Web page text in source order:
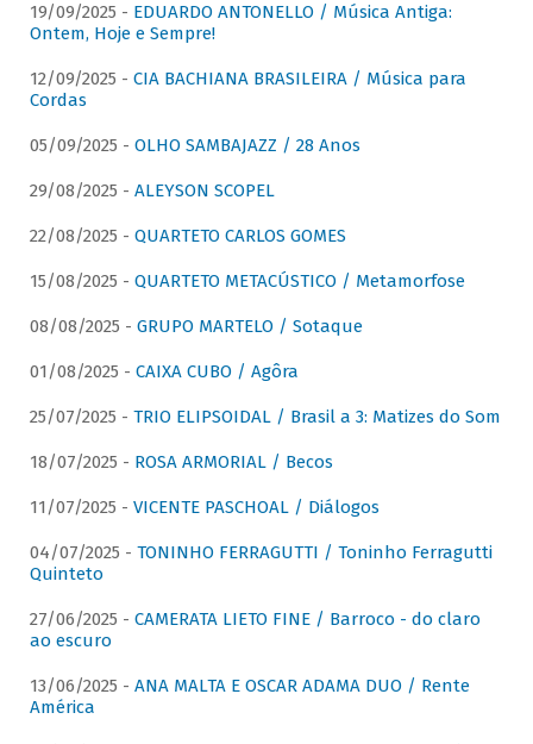
19/09/2025 - EDUARDO ANTONELLO / Música Antiga:
Ontem, Hoje e Sempre!
12/09/2025 - CIA BACHIANA BRASILEIRA / Música para
Cordas
05/09/2025 - OLHO SAMBAJAZZ / 28 Anos
29/08/2025 - ALEYSON SCOPEL
22/08/2025 - QUARTETO CARLOS GOMES
15/08/2025 - QUARTETO METACÚSTICO / Metamorfose
08/08/2025 - GRUPO MARTELO / Sotaque
01/08/2025 - CAIXA CUBO / Agôra
25/07/2025 - TRIO ELIPSOIDAL / Brasil a 3: Matizes do Som
18/07/2025 - ROSA ARMORIAL / Becos
11/07/2025 - VICENTE PASCHOAL / Diálogos
04/07/2025 - TONINHO FERRAGUTTI / Toninho Ferragutti
Quinteto
27/06/2025 - CAMERATA LIETO FINE / Barroco - do claro
ao escuro
13/06/2025 - ANA MALTA E OSCAR ADAMA DUO / Rente
América